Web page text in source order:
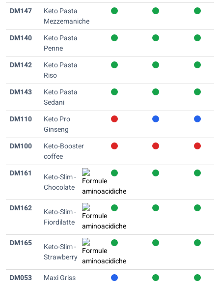
DM147
Keto Pasta
Mezzemaniche
DM140
Keto Pasta
Penne
DM142
Keto Pasta
Riso
DM143
Keto Pasta
Sedani
DM110
Keto Pro
Ginseng
DM100
Keto-Booster
coffee
DM161
Keto-Slim -
Chocolate
DM162
Keto-Slim -
Fiordilatte
DM165
Keto-Slim -
Strawberry
DM053
Maxi Griss